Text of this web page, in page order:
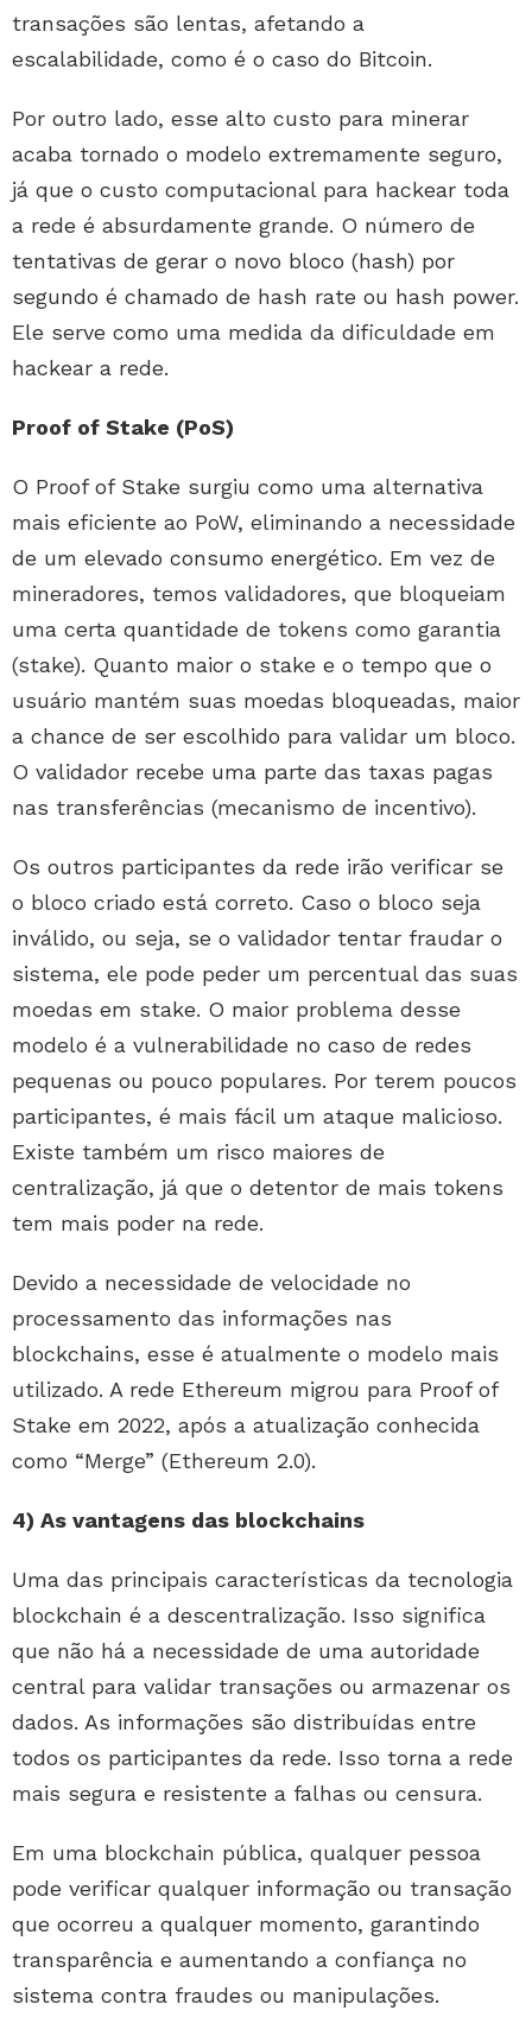
transações são lentas, afetando a
escalabilidade, como é o caso do Bitcoin.
Por outro lado, esse alto custo para minerar
acaba tornado o modelo extremamente seguro,
já que o custo computacional para hackear toda
a rede é absurdamente grande. O número de
tentativas de gerar o novo bloco (hash) por
segundo é chamado de hash rate ou hash power.
Ele serve como uma medida da dificuldade em
hackear a rede.
Proof of Stake (PoS)
O Proof of Stake surgiu como uma alternativa
mais eficiente ao PoW, eliminando a necessidade
de um elevado consumo energético. Em vez de
mineradores, temos validadores, que bloqueiam
uma certa quantidade de tokens como garantia
(stake). Quanto maior o stake e o tempo que o
usuário mantém suas moedas bloqueadas, maior
a chance de ser escolhido para validar um bloco.
O validador recebe uma parte das taxas pagas
nas transferências (mecanismo de incentivo).
Os outros participantes da rede irão verificar se
o bloco criado está correto. Caso o bloco seja
inválido, ou seja, se o validador tentar fraudar o
sistema, ele pode peder um percentual das suas
moedas em stake. O maior problema desse
modelo é a vulnerabilidade no caso de redes
pequenas ou pouco populares. Por terem poucos
participantes, é mais fácil um ataque malicioso.
Existe também um risco maiores de
centralização, já que o detentor de mais tokens
tem mais poder na rede.
Devido a necessidade de velocidade no
processamento das informações nas
blockchains, esse é atualmente o modelo mais
utilizado. A rede Ethereum migrou para Proof of
Stake em 2022, após a atualização conhecida
como “Merge” (Ethereum 2.0).
4) As vantagens das blockchains
Uma das principais características da tecnologia
blockchain é a descentralização. Isso significa
que não há a necessidade de uma autoridade
central para validar transações ou armazenar os
dados. As informações são distribuídas entre
todos os participantes da rede. Isso torna a rede
mais segura e resistente a falhas ou censura.
Em uma blockchain pública, qualquer pessoa
pode verificar qualquer informação ou transação
que ocorreu a qualquer momento, garantindo
transparência e aumentando a confiança no
sistema contra fraudes ou manipulações.